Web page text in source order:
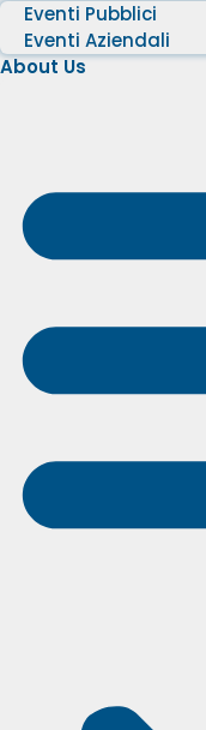
Eventi Pubblici
Eventi Aziendali
About Us